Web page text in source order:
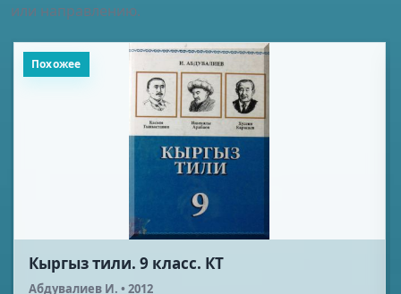
или направлению.
Похожее
Биология (Адам анатомиясы,
фнзнологиясы, гигненасы). 9 класс. КТ